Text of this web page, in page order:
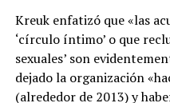
Kreuk enfatizó que «las
‘círculo íntimo’ o que
sexuales’ son
dejado la organización
(alrededor de 2013) y